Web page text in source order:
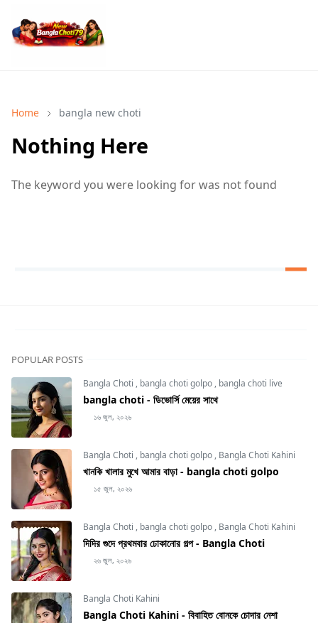
Home bangla new choti
Nothing Here
The keyword you were looking for was not found
POPULAR POSTS
Bangla Choti , bangla choti golpo , bangla choti live
bangla choti - ডিভোর্সি মেয়ের সাথে
১৬ জুল, ২০২৬
Bangla Choti , bangla choti golpo , Bangla Choti Kahini
খানকি খালার মুখে আমার বাড়া - bangla choti golpo
১৫ জুল, ২০২৬
Bangla Choti , bangla choti golpo , Bangla Choti Kahini
দিদির গুদে প্রথমবার ঢোকানোর গল্প - Bangla Choti
২৬ জুল, ২০২৬
Bangla Choti Kahini
Bangla Choti Kahini - বিবাহিত বোনকে চোদার নেশা